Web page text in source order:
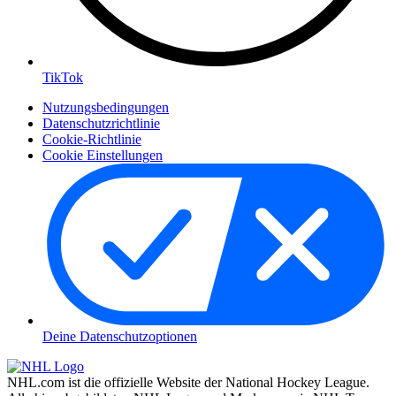
TikTok
Nutzungsbedingungen
Datenschutzrichtlinie
Cookie-Richtlinie
Cookie Einstellungen
Deine Datenschutzoptionen
NHL.com ist die offizielle Website der National Hockey League.